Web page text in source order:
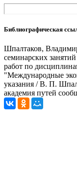
Библиографическая
Шпалтаков,
семинарских
работ по
"Международные
указания / В. П.
академия путей